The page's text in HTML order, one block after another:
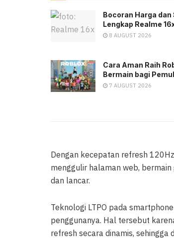
Bocoran Harga
Lengkap Realme
8 AUGUST 2026
Cara Aman Raih
Bermain bagi
7 AUGUST 2026
Dengan kecepatan refresh
menggulir halaman web,
dan lancar.
Teknologi LTPO pada
penggunanya. Hal tersebut
refresh secara dinamis,